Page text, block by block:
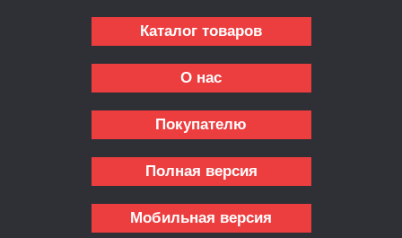
Каталог товаров
О нас
Покупателю
Полная версия
Мобильная версия